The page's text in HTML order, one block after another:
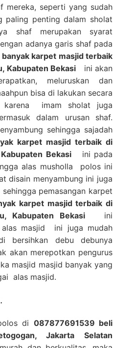
mereka, seperti yang sudah
paling penting dalam sholat
shaf merupakan syarat
adanya garis shaf pada
karpet masjid terbaik
Kabupaten Bekasi ini akan
meluruskan dan
bisa di lakukan secara
karena imam sholat juga
dalam urusan shaf.
sehingga sajadah
karpet masjid terbaik di
Bekasiini pada
alas musholla polos ini
disain menyambung ini juga
pemasangan karpet
karpet masjid terbaik di
Kabupaten Bekasi ini
alas masjid ini juga mudah
bersihkan debu debunya
akan merepotkan pengurus
masjid masjid banyak yang
alas masjid.
di 087877691539 beli
Jakarta Selatan